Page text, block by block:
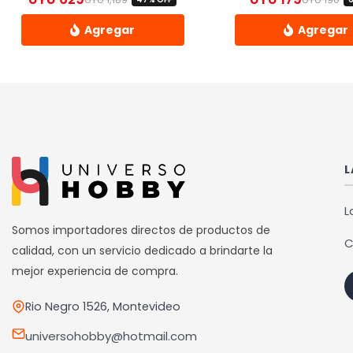
El precio original era: UYU 1,189.
El precio actual es: UYU 629. El
El
elegir
Somos importadores directos de productos de
calidad, con un servicio dedicado a brindarte la
mejor experiencia de compra.
Rio Negro 1526, Montevideo
universohobby@hotmail.com